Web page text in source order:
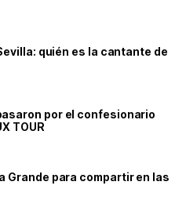
quién es la cantante de
por el confesionario
TOUR
Grande para compartir en las